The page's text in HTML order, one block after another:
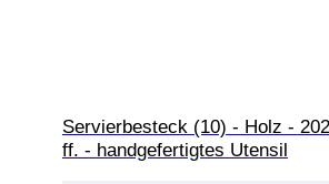
Servierbesteck (10) - Holz -
ff. - handgefertigtes Utensil